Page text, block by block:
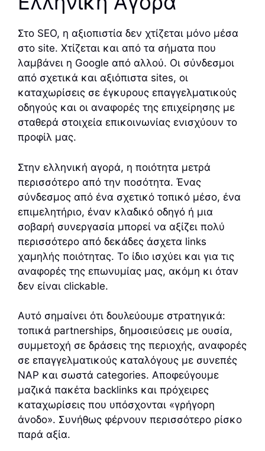
Στο SEO, η αξιοπιστία δεν χτίζεται μόνο μέσα
στο site. Χτίζεται και από τα σήματα που
λαμβάνει η Google από αλλού. Οι σύνδεσμοι
από σχετικά και αξιόπιστα sites, οι
καταχωρίσεις σε έγκυρους επαγγελματικούς
οδηγούς και οι αναφορές της επιχείρησης με
σταθερά στοιχεία επικοινωνίας ενισχύουν το
προφίλ μας.
Στην ελληνική αγορά, η ποιότητα μετρά
περισσότερο από την ποσότητα. Ένας
σύνδεσμος από ένα σχετικό τοπικό μέσο, ένα
επιμελητήριο, έναν κλαδικό οδηγό ή μια
σοβαρή συνεργασία μπορεί να αξίζει πολύ
περισσότερο από δεκάδες άσχετα links
χαμηλής ποιότητας. Το ίδιο ισχύει και για τις
αναφορές της επωνυμίας μας, ακόμη κι όταν
δεν είναι clickable.
Αυτό σημαίνει ότι δουλεύουμε στρατηγικά:
τοπικά partnerships, δημοσιεύσεις με ουσία,
συμμετοχή σε δράσεις της περιοχής, αναφορές
σε επαγγελματικούς καταλόγους με συνεπές
NAP και σωστά categories. Αποφεύγουμε
μαζικά πακέτα backlinks και πρόχειρες
καταχωρίσεις που υπόσχονται «γρήγορη
άνοδο». Συνήθως φέρνουν περισσότερο ρίσκο
παρά αξία.